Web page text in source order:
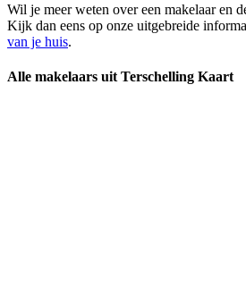
Wil je meer weten over een makelaar en
Kijk dan eens op onze uitgebreide
van je huis.
Alle makelaars uit Terschelling Kaart